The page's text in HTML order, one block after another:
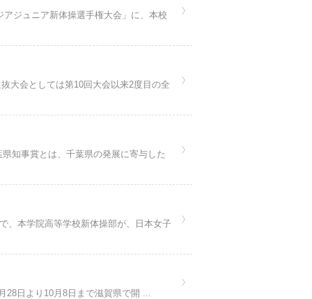
ジュニア新体操選手権大会」に、本校
大会としては第10回大会以来2度目の全
知事賞とは、千葉県の発展に寄与した
、本学院高等学校新体操部が、日本女子
日より10月8日まで滋賀県で開 ...